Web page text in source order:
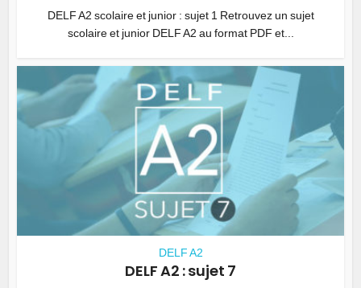
DELF A2 scolaire et junior : sujet 1 Retrouvez un sujet
scolaire et junior DELF A2 au format PDF et...
DELF A2
DELF A2 : sujet 7